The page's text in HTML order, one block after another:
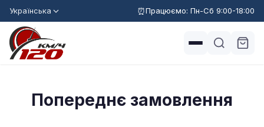
Українська Працюємо: Пн-Сб 9:00-18:00
Попереднє замовлення